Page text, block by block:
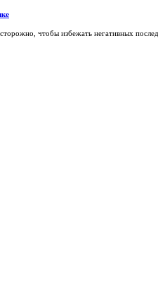
чтобы избежать негативных